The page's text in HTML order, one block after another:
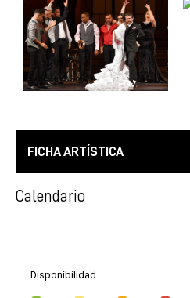
FICHA ARTÍSTICA
Calendario
Disponibilidad